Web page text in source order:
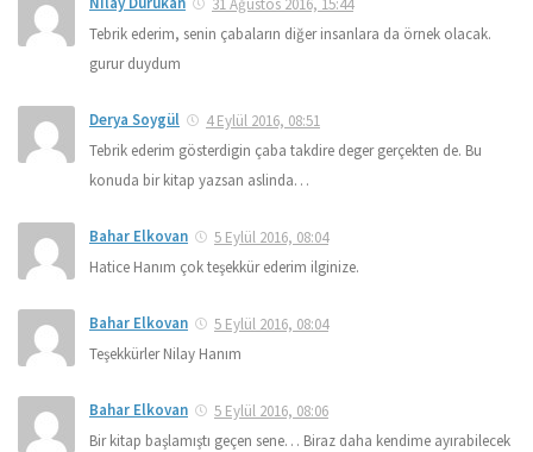
Tebrik ederim, senin çabaların diğer insanlara da örnek olacak.
gurur duydum
Derya Soygül
4 Eylül 2016, 08:51
Tebrik ederim gösterdigin çaba takdire deger gerçekten de. Bu
konuda bir kitap yazsan aslinda…
Bahar Elkovan
5 Eylül 2016, 08:04
Hatice Hanım çok teşekkür ederim ilginize.
Bahar Elkovan
5 Eylül 2016, 08:04
Teşekkürler Nilay Hanım
Bahar Elkovan
5 Eylül 2016, 08:06
Bir kitap başlamıştı geçen sene… Biraz daha kendime ayırabilecek